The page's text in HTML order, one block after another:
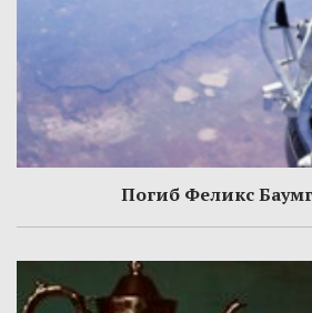
Погиб Феликс